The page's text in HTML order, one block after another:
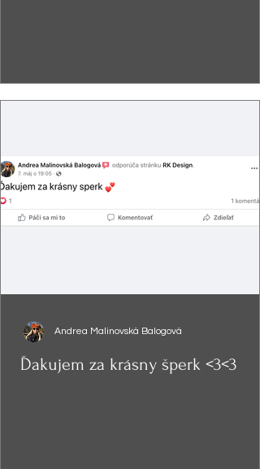
Ďakujem za krásny šperk <3<3
Andrea Malinovská Balogová